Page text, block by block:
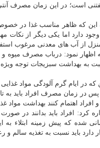
است؛ در این زمان مصرف
این که ظاهر مناسب غذا در
دارد اما یکی دیگر از
از آب های معدنی مرغوب
اظهار نمود: درباب مصرف میوه
به بهداشت سبزیجات توجه
که در ایام گرم آلودگی مواد
در زمان مصرف افراد باید به
افراد اهتمام کنند بهداشت مواد
کرد: افراد باید بدانند در
که پیش زمینه ابتلاء به
دارد باید نسبت به تغذیه سالم